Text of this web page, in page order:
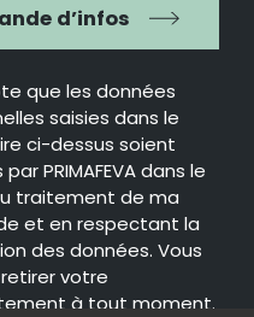
d’infos
que les données
saisies dans le
ci-dessus soient
PRIMAFEVA dans le
traitement de ma
et en respectant la
des données. Vous
votre
à tout moment.